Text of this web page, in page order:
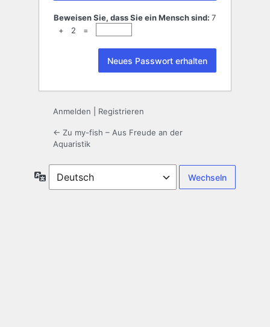
Beweisen Sie, dass Sie ein Mensch sind: 7
+ 2 =
Anmelden Registrieren
← Zu my-fish – Aus Freude an der
Aquaristik
Sprache